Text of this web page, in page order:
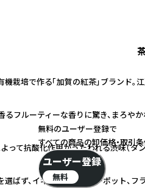
栽培で作る「加賀の紅茶」ブランド
フルーティーな香りに驚き、まろや
て抗酸化作用がうたわれる渋味（タ
ばず、イギリス式のティーポット、
無料のユーザー登録で
すべての商品の卸価格・取引
ユーザー登録
無料